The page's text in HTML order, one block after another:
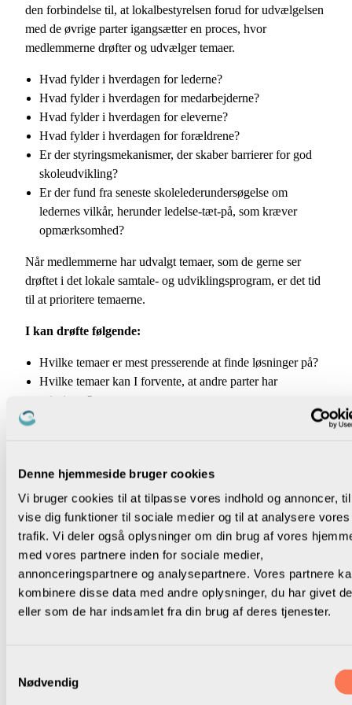
Denne hjemmeside bruger cookies
Vi bruger cookies til at tilpasse vores indhold og annoncer,
vise dig funktioner til sociale medier og til at analysere vores
trafik. Vi deler også oplysninger om din brug af vores
med vores partnere inden for sociale medier,
annonceringspartnere og analysepartnere. Vores partnere
kombinere disse data med andre oplysninger, du har givet
eller som de har indsamlet fra din brug af deres tjenester.
Nødvendig
den forbindelse til, at lokalbestyrelsen forud for udvælgelsen
med de øvrige parter igangsætter en proces, hvor
medlemmerne drøfter og udvælger temaer.
Hvad fylder i hverdagen for lederne?
Hvad fylder i hverdagen for medarbejderne?
Hvad fylder i hverdagen for eleverne?
Hvad fylder i hverdagen for forældrene?
Er der styringsmekanismer, der skaber barrierer for god
skoleudvikling?
Er der fund fra seneste skolelederundersøgelse om
ledernes vilkår, herunder ledelse-tæt-på, som kræver
opmærksomhed?
Når medlemmerne har udvalgt temaer, som de gerne ser
drøftet i det lokale samtale- og udviklingsprogram, er det tid
til at prioritere temaerne.
I kan drøfte følgende:
Hvilke temaer er mest presserende at finde løsninger på?
Hvilke temaer kan I forvente, at andre parter har
prioriteret?
emner, der egner sig til drøftelse i det lokale samtale- og
✕